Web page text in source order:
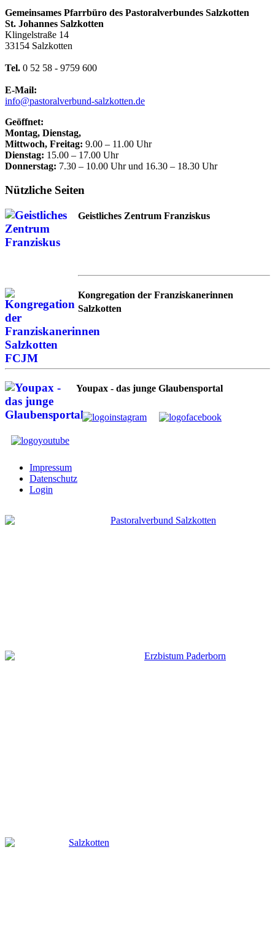
Gemeinsames Pfarrbüro des Pastoralverbundes Salzkotten
St. Johannes Salzkotten
Klingelstraße 14
33154 Salzkotten
Tel. 0 52 58 - 9759 600
E-Mail:
info@pastoralverbund-salzkotten.de
Geöffnet:
Montag, Dienstag,
Mittwoch, Freitag: 9.00 – 11.00 Uhr
Dienstag: 15.00 – 17.00 Uhr
Donnerstag: 7.30 – 10.00 Uhr und 16.30 – 18.30 Uhr
Nützliche Seiten
Geistliches Zentrum Franziskus
Kongregation der Franziskanerinnen
Salzkotten
Youpax - das junge Glaubensportal
Impressum
Datenschutz
Login